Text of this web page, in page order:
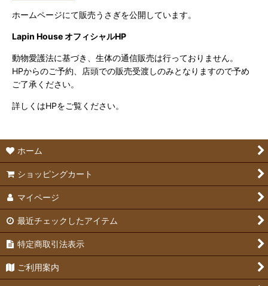
ホームページにて販売うさぎを公開しています。
Lapin House オフィシャルHP
動物愛護法に基づき、生体の通信販売は行っておりません。
HPからのご予約、店頭での販売受渡しのみとなりますので予め
ご了承ください。
詳しくはHPをご覧ください。
ホーム
ショッピングカート
マイページ
最近チェックしたアイテム
特定商取引法表示
ご利用案内